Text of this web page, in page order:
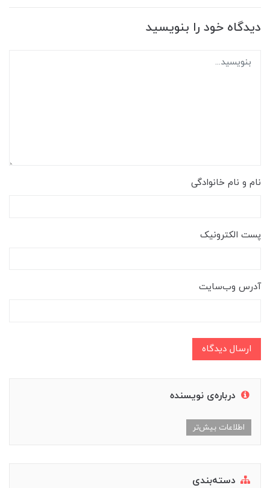
دیدگاه خود را بنویسید
نام و نام خانوادگی
پست الکترونیک
آدرس وب‌سایت
ارسال دیدگاه
درباره‌ی نویسنده
اطلاعات بیش‌تر
دسته‌بندی